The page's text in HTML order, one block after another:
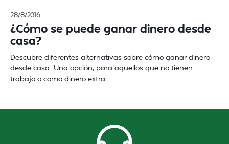
28/8/2016
¿Cómo se puede ganar dinero desde
casa?
Descubre diferentes alternativas sobre cómo ganar dinero
desde casa. Una opción, para aquellos que no tienen
trabajo o como dinero extra.